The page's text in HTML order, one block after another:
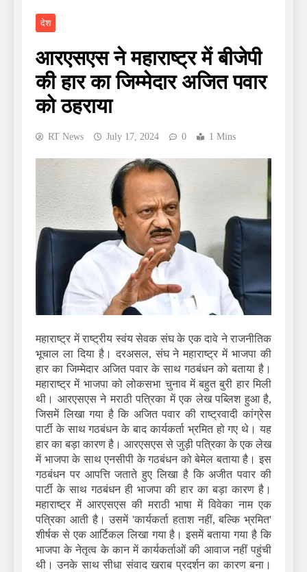
देश
आरएसएस ने महाराष्ट्र में बीजेपी
की हार का जिम्मेदार अजित पवार
को ठहराया
RT News July 17, 2024 0 1 Mins
महाराष्ट्र में राष्ट्रीय स्वंय सेवक संघ के एक दावे ने राजनीतिक
भूचाल ला दिया है। दरअसल, संघ ने महाराष्ट्र में भाजपा की
हार का जिम्मेदार अजित पवार के साथ गठबंधन को बताया है।
महाराष्ट्र में भाजपा को लोकसभा चुनाव में बहुत बुरी हार मिली
थी। आरएसएस ने मराठी पत्रिका में एक लेख पब्लिश हुआ है,
जिसमें लिखा गया है कि अजित पवार की राष्ट्रवादी कांग्रेस
पार्टी के साथ गठबंधन के बाद कार्यकर्ता भ्रमित हो गए थे। यह
हार का बड़ा कारण है। आरएसएस से जुड़ी पत्रिका के एक लेख
में भाजपा के साथ एनसीपी के गठबंधन को बेमेल बताया है। इस
गठबंधन पर आपत्ति जताते हुए लिखा है कि अजीत पवार की
पार्टी के साथ गठबंधन ही भाजपा की हार का बड़ा कारण है।
महाराष्ट्र में आरएसएस की मराठी भाषा में विवेका नाम एक
पत्रिका आती है। उसमें 'कार्यकर्ता हताश नहीं, बल्कि भ्रमित'
शीर्षक से एक आर्टिकल लिखा गया है। इसमें बताया गया है कि
भाजपा के नेतृत्व के कान में कार्यकर्ताओं की आवाज नहीं पहुंची
थी। उनके साथ सीधा संवाद खराब प्रदर्शन का कारण बना।